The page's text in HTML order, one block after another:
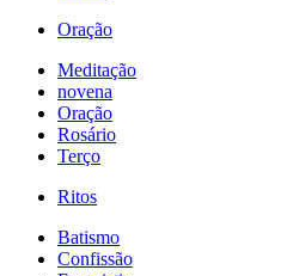
Oração
Meditação
novena
Oração
Rosário
Terço
Ritos
Batismo
Confissão